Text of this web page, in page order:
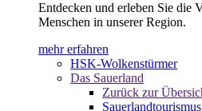
Entdecken und erleben Sie die
Menschen in unserer Region.
mehr erfahren
HSK-Wolkenstürmer
Das Sauerland
Zurück zur
Sauerlandtourismus